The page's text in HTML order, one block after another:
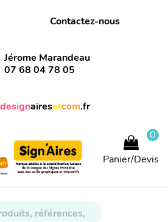
Contactez-nous
Jérome Marandeau
07 68 04 78 05
designairesetcom.fr
0
Panier/Devis